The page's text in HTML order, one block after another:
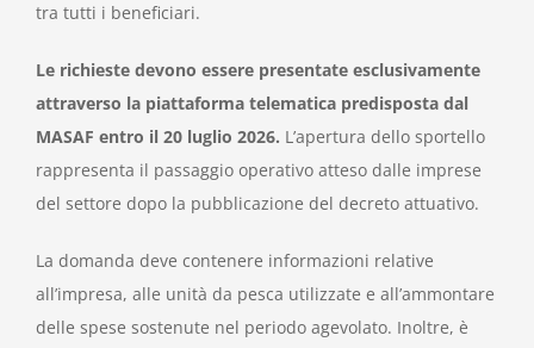
tra tutti i beneficiari.
Le richieste devono essere presentate esclusivamente
attraverso la piattaforma telematica predisposta dal
MASAF entro il 20 luglio 2026. L’apertura dello sportello
rappresenta il passaggio operativo atteso dalle imprese
del settore dopo la pubblicazione del decreto attuativo.
La domanda deve contenere informazioni relative
all’impresa, alle unità da pesca utilizzate e all’ammontare
delle spese sostenute nel periodo agevolato. Inoltre, è